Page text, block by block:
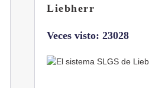
abatibles de 18 y 24